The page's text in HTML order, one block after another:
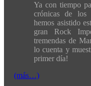
Ya con tiempo
crónicas de los
hemos asistido
gran Rock
tremendas de
lo cuenta y
primer día!
(más…)